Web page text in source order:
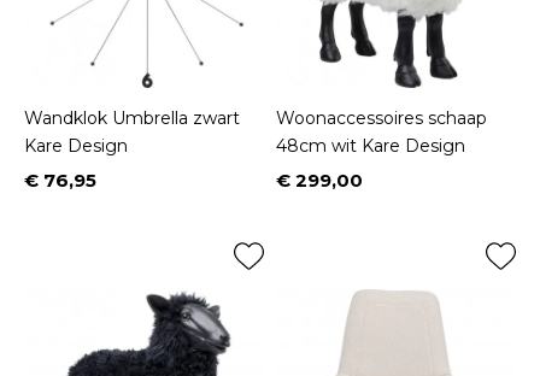
Wandklok Umbrella zwart
Kare Design
Prijs
€ 76,95
Woonaccessoires schaap
48cm wit Kare Design
Prijs
€ 299,00